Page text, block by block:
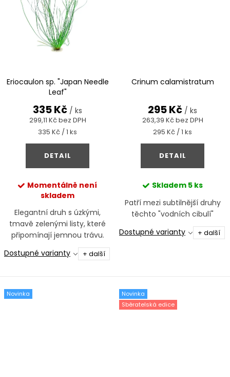
Eriocaulon sp. "Japan Needle
Leaf"
299,11 Kč bez DPH
335 Kč / ks
Měrná
cena:
335 Kč / 1 ks
DETAIL
Momentálně není
skladem
Elegantní druh s úzkými,
tmavě zelenými listy, které
připomínají jemnou trávu.
Roste i na kamenech či
kořenech jako epifyt a
Dostupné varianty + další
Crinum calamistratum
263,39 Kč bez DPH
295 Kč / ks
Měrná
cena:
295 Kč / 1 ks
DETAIL
Skladem 5 ks
Patří mezi subtilnější druhy
těchto "vodních cibulí"
Dostupné varianty
+ další
Novinka
Novinka
Sběratelská edice